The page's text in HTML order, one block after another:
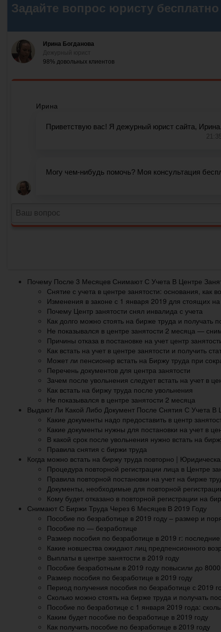
Почему После 3 Месяцев Снимают С Учета В Центре
Снятие с учета в центре занятости: основания, как
Изменения в законе с 1 января 2019 для стоящих на
Почему Центр занятости снял инвалида с учета
Как долго можно стоять на бирже труда и получать
Не показывался в центре занятости 2 месяца —
Причины отказа в постановке на учет центр
Как встать на учет в центре занятости и получить
Может ли пенсионер встать на Биржу труда при
Перечень документов для центра занятости
Зачем после увольнения следует встать на учет в
Как встать на биржу труда после увольнения
Не показывался в центре занятости 2 месяца
Выдают Ли Какой Либо Документ После Снятия С Учета В
Какие документы надо предоставить в центр
Какие документы нужны для постановки на учет в
В какой срок после увольнения нужно встать на
Правила снятия с биржи труда
Когда можно встать на биржу труда повторно |
Процедура повторной регистрации лица в Центре
Правила повторной постановки на учет на бирже
Документы, необходимые для повторной
Кому будет отказано в повторной регистрации на
Снимают С Биржи Труда Через 6 Месяцев В 2019 Году
Пособие по безработице в 2019 году – размер и
Пособие по — безработице
Размер пособия по безработице в 2019 г:
Какие новшества ожидают лиц предпенсионного
Выплаты в центре занятости в 2019 году
Пособие безработным в 2019 году повысили до
Размер пособия по безработице в 2019 году
Период получения пособия по безработице с 2019
Сколько можно стоять на бирже труда и получать
Пособие по безработице с 1 января 2019 года:
Каким будет пособие по безработице в 2019 году
Как получить пособие по безработице в 2019 году